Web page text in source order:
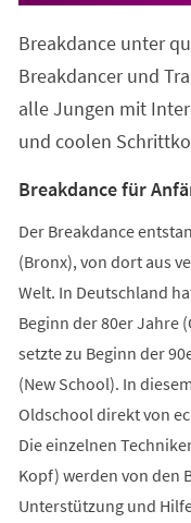
Breakdance unter
Breakdancer und
alle Jungen mit
und coolen
Breakdance für
Der Breakdance
(Bronx), von dort aus
Welt. In Deutschland
Beginn der 80er Jahre
setzte zu Beginn der
(New School). In
Oldschool direkt von
Die einzelnen
Kopf) werden von den
Unterstützung und